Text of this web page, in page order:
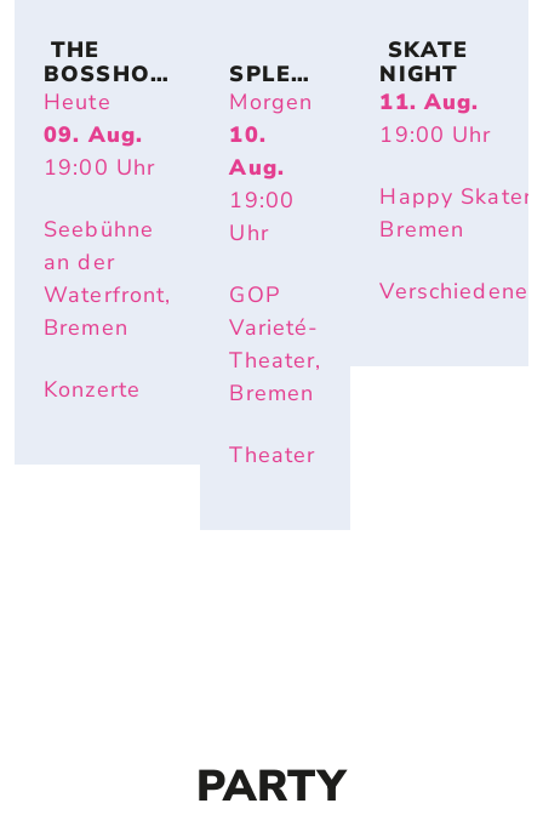
THE
BOSSHOS
S – BACK
TO THE
BOOTS
Heute
09. Aug.
19:00 Uhr
Seebühne
an der
Waterfront,
Bremen
Konzerte
SPLEN
DID
Morgen
10.
Aug.
19:00
Uhr
GOP
Varieté-
Theater,
Bremen
Theater
SKATE
NIGHT
11. Aug.
19:00 Uhr
Happy Skater,
Bremen
Verschiedenes
PARTY